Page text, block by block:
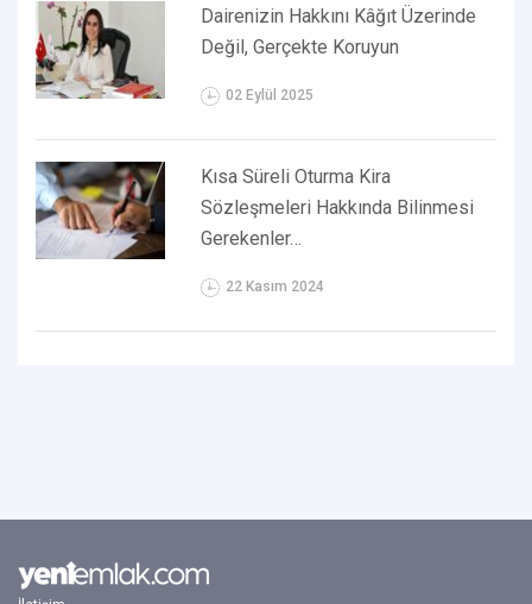
Dairenizin Hakkını Kâğıt Üzerinde
Değil, Gerçekte Koruyun
02 Eylül 2025
Kısa Süreli Oturma Kira
Sözleşmeleri Hakkında Bilinmesi
Gerekenler…
22 Kasım 2024